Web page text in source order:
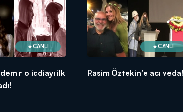
CANLI
o iddiayı ilk
CANLI
Rasim Öztekin'e acı veda!